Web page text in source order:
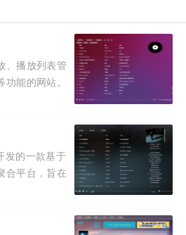
、播放列表管
能的网站。
发的一款基于
合平台，旨在
的HiFi级聆听